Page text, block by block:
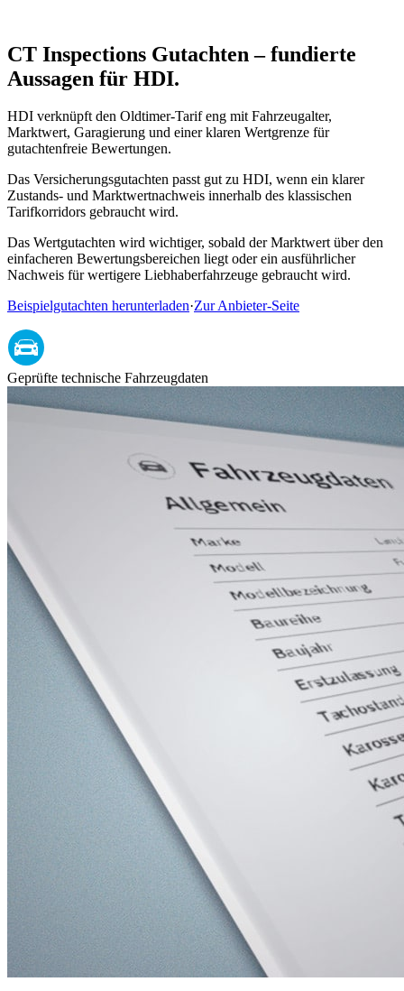
CT Inspections Gutachten – fundierte
Aussagen für HDI.
HDI verknüpft den Oldtimer-Tarif eng mit Fahrzeugalter,
Marktwert, Garagierung und einer klaren Wertgrenze für
gutachtenfreie Bewertungen.
Das Versicherungsgutachten passt gut zu HDI, wenn ein klarer
Zustands- und Marktwertnachweis innerhalb des klassischen
Tarifkorridors gebraucht wird.
Das Wertgutachten wird wichtiger, sobald der Marktwert über den
einfacheren Bewertungsbereichen liegt oder ein ausführlicher
Nachweis für wertigere Liebhaberfahrzeuge gebraucht wird.
Beispielgutachten herunterladen·Zur Anbieter-Seite
Geprüfte technische Fahrzeugdaten